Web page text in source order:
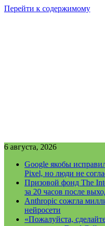
Перейти к содержимому
6 августа, 2026
Google якобы
Pixel, но люди не
Призовой фонд The
за 20 часов после
Anthropic сожгла
нейросети
«Пожалуйста,